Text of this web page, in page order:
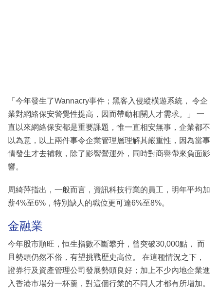
「今年發生了Wannacry事件；黑客入侵縱橫遊系統， 令企
業對網絡保安警覺性提高，因而帶動相關人才需求。」 一
直以來網絡保安都是重要課題，惟一直相安無事，企業都不
以為意，以上兩件事令企業管理層理解其嚴重性，因為當事
情發生才去補救，除了影響營運外，同時對商譽帶來負面影
響。
周綺萍指出，一般而言，資訊科技行業的員工，明年平均加
薪4%至6%，特別缺人的職位更可達6%至8%。
金融業
今年股市順旺，恒生指數不斷攀升，曾突破30,000點， 而
且勢頭仍然不俗，有望挑戰歴史高位。 在這種情況之下，
證券行及資產管理公司發展勢頭良好；加上不少內地企業進
入香港市場分一杯羹，對這個行業的不同人才都有所增加。